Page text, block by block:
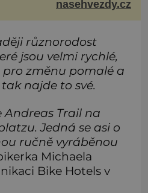
humor, i když jemu
nasehvezdy.cz
různorodost
jsou velmi rychlé,
změnu pomalé a
najde to své.
Andreas Trail na
Jedná se asi o
ručně vyráběnou
Michaela
Bike Hotels v